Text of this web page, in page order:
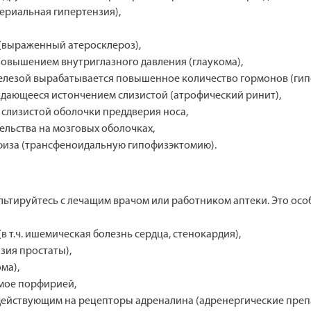
гипертензия),
(выраженный атеросклероз),
внутриглазного давления (глаукома),
вырабатывается повышенное количество гормонов
истончением слизистой (атрофический ринит),
оболочки преддверия носа,
на мозговых оболочках,
(трансфеноидальную гипофизэктомию).
с лечащим врачом или работником аптеки. Это
т.ч. ишемическая болезнь сердца, стенокардия),
простаты),
порфирией,
на рецепторы адреналина (адренергические